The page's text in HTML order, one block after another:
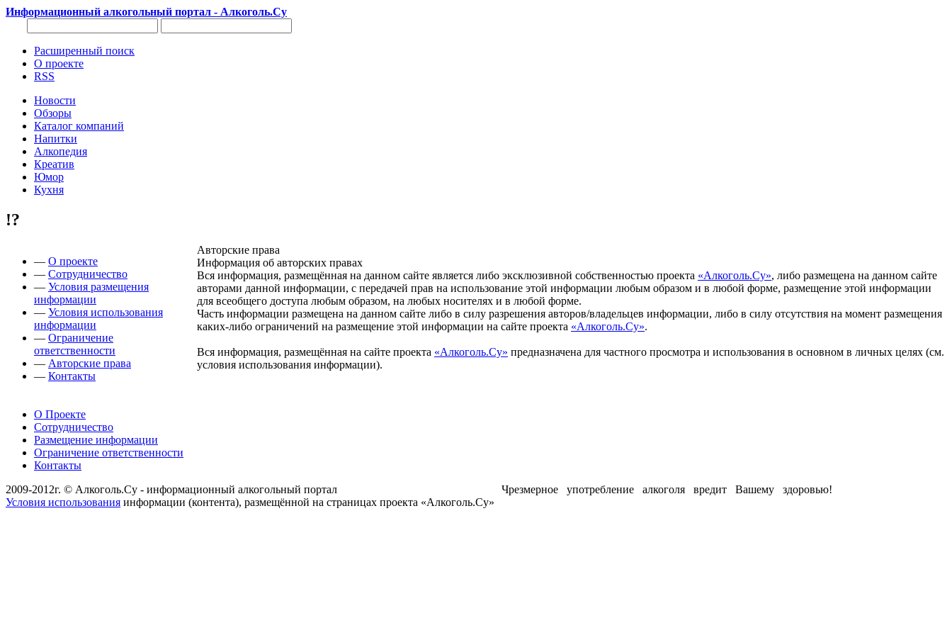
Информационный алкогольный портал - Алкоголь.Су
Расширенный поиск
О проекте
RSS
Новости
Обзоры
Каталог компаний
Напитки
Алкопедия
Креатив
Юмор
Кухня
!?
— О проекте
— Сотрудничество
— Условия размещения
информации
— Условия использования
информации
— Ограничение
ответственности
— Авторские права
— Контакты
Авторские права
Информация об авторских правах
Вся информация, размещённая на данном сайте является либо эксклюзивной собственностью проекта «Алкоголь.Су», либо размещена на данном сайте
авторами данной информации, с передачей прав на использование этой информации любым образом и в любой форме, размещение этой информации
для всеобщего доступа любым образом, на любых носителях и в любой форме.
Часть информации размещена на данном сайте либо в силу разрешения авторов/владельцев информации, либо в силу отсутствия на момент размещения
каких-либо ограничений на размещение этой информации на сайте проекта «Алкоголь.Су».
Вся информация, размещённая на сайте проекта «Алкоголь.Су» предназначена для частного просмотра и использования в основном в личных целях (см.
условия использования информации).
О Проекте
Сотрудничество
Размещение информации
Ограничение ответственности
Контакты
2009-2012г. © Алкоголь.Су - информационный алкогольный портал
Условия использования информации (контента), размещённой на страницах проекта «Алкоголь.Су»
Чрезмерное употребление алкоголя вредит Вашему здоровью!